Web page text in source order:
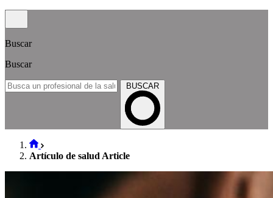
Buscar
Buscar
BUSCAR
Artículo de salud Article